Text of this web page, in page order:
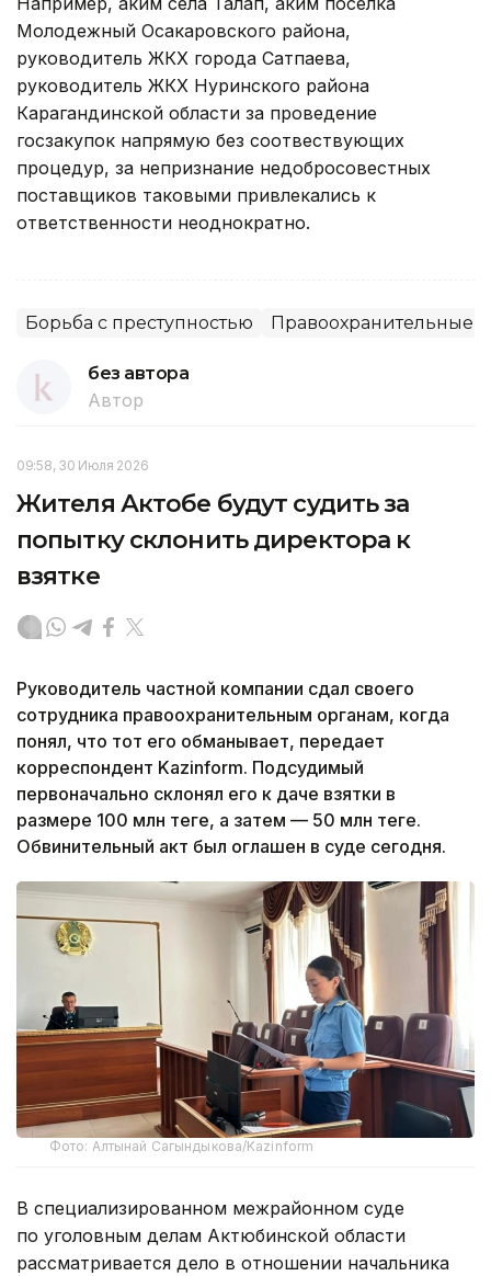
Молодежный Осакаровского района,
руководитель ЖКХ города Сатпаева,
руководитель ЖКХ Нуринского района
Карагандинской области за проведение
госзакупок напрямую без соотвествующих
процедур, за непризнание недобросовестных
поставщиков таковыми привлекались к
ответственности неоднократно.
Борьба с преступностью Правоохранительные
без автора
Автор
09:58, 30 Июля 2026
Жителя Актобе будут судить за
попытку склонить директора к
взятке
Руководитель частной компании сдал своего
сотрудника правоохранительным органам, когда
понял, что тот его обманывает, передает
корреспондент Kazinform. Подсудимый
первоначально склонял его к даче взятки в
размере 100 млн теңге, а затем — 50 млн теңге.
Обвинительный акт был оглашен в суде сегодня.
Фото: Алтынай Сагындыкова/Kazinform
В специализированном межрайонном суде
по уголовным делам Актюбинской области
рассматривается дело в отношении начальника